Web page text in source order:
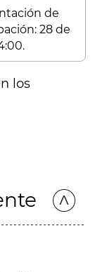
de
28 de
los